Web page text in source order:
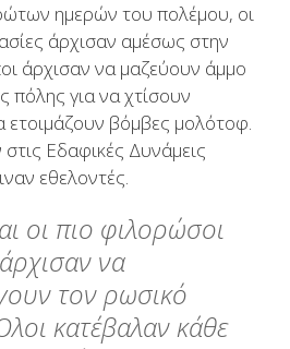
ημερών του πολέμου, οι
άρχισαν αμέσως στην
άρχισαν να μαζεύουν άμμο
πόλης για να χτίσουν
ετοιμάζουν βόμβες μολότοφ.
Εδαφικές Δυνάμεις
εθελοντές.
οι πιο φιλορώσοι
να
τον ρωσικό
κατέβαλαν κάθε